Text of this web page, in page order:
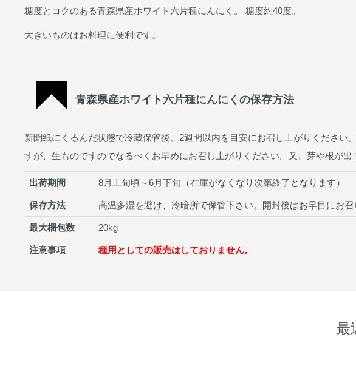
糖度とコクのある青森県産ホワイト六片種にんにく。 糖度約40度。
大きいものはお料理に便利です。
青森県産ホワイト六片種にんにくの保存方法
新聞紙にくるんだ状態で冷蔵保管後、2週間以内を目安にお召し上がりください
すが、生ものですのでなるべくお早めにお召し上がりください。又、芽や根が出
出荷期間 8月上旬頃～6月下旬（在庫がなくなり次第終了となります）
保存方法 高温多湿を避け、冷暗所で保管下さい。開封後はお早目にお召
最大梱包数 20kg
注意事項 種用としての販売はしておりません。
最